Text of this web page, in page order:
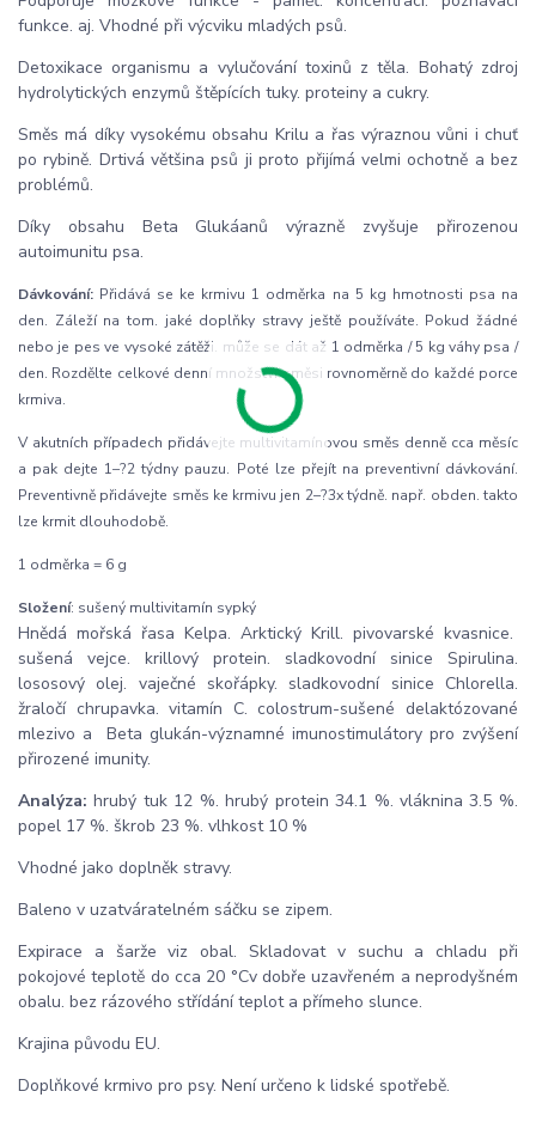
funkce. aj. Vhodné při výcviku mladých psů.
Detoxikace organismu a vylučování toxinů z těla. Bohatý zdroj
hydrolytických enzymů štěpících tuky. proteiny a cukry.
Směs má díky vysokému obsahu Krilu a řas výraznou vůni i chuť
po rybině. Drtivá většina psů ji proto přijímá velmi ochotně a bez
problémů.
Díky obsahu Beta Glukáanů výrazně zvyšuje přirozenou
autoimunitu psa.
Dávkování: Přidává se ke krmivu 1 odměrka na 5 kg hmotnosti psa na
den. Záleží na tom. jaké doplňky stravy ještě používáte. Pokud žádné
nebo je pes ve vysoké zátěži. může se dát až 1 odměrka / 5 kg váhy psa /
den. Rozdělte celkové denní množství směsi rovnoměrně do každé porce
krmiva.
V akutních případech přidávejte multivitamínovou směs denně cca měsíc
a pak dejte 1–?2 týdny pauzu. Poté lze přejít na preventivní dávkování.
Preventivně přidávejte směs ke krmivu jen 2–?3x týdně. např. obden. takto
lze krmit dlouhodobě.
1 odměrka = 6 g
Složení: sušený multivitamín sypký
Hnědá mořská řasa Kelpa. Arktický Krill. pivovarské kvasnice.
sušená vejce. krillový protein. sladkovodní sinice Spirulina.
lososový olej. vaječné skořápky. sladkovodní sinice Chlorella.
žraločí chrupavka. vitamín C. colostrum-sušené delaktózované
mlezivo a Beta glukán-významné imunostimulátory pro zvýšení
přirozené imunity.
Analýza: hrubý tuk 12 %. hrubý protein 34.1 %. vláknina 3.5 %.
popel 17 %. škrob 23 %. vlhkost 10 %
Vhodné jako doplněk stravy.
Baleno v uzatváratelném sáčku se zipem.
Expirace a šarže viz obal. Skladovat v suchu a chladu při
pokojové teplotě do cca 20 °Cv dobře uzavřeném a neprodyšném
obalu. bez rázového střídání teplot a přímeho slunce.
Krajina původu EU.
Doplňkové krmivo pro psy. Není určeno k lidské spotřebě.